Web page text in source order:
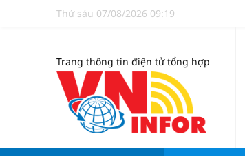
Thứ sáu 07/08/2026 09:19
Trang thông tin điện tử tổng hợp